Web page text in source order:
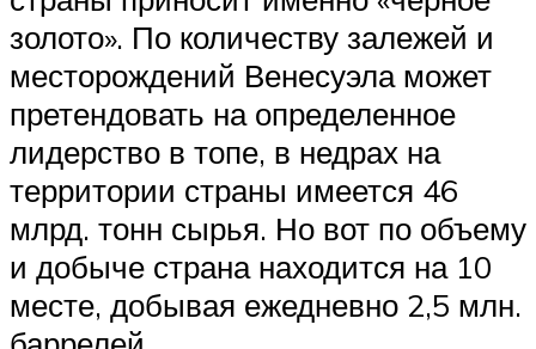
золото». По количеству залежей и
месторождений Венесуэла может
претендовать на определенное
лидерство в топе, в недрах на
территории страны имеется 46
млрд. тонн сырья. Но вот по объему
и добыче страна находится на 10
месте, добывая ежедневно 2,5 млн.